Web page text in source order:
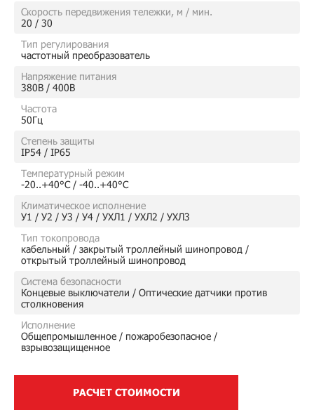
Скорость передвижения тележки, м / мин.
20 / 30
Тип регулирования
частотный преобразователь
Напряжение питания
380В / 400В
Частота
50Гц
Степень защиты
IP54 / IP65
Температурный режим
-20..+40°C / -40..+40°C
Климатическое исполнение
У1 / У2 / У3 / У4 / УХЛ1 / УХЛ2 / УХЛ3
Тип токопровода
кабельный / закрытый троллейный шинопровод /
открытый троллейный шинопровод
Система безопасности
Концевые выключатели / Оптические датчики против
столкновения
Исполнение
Общепромышленное / пожаробезопасное /
взрывозащищенное
РАСЧЕТ СТОИМОСТИ